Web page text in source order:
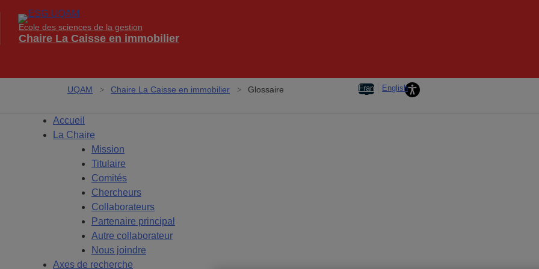
École des sciences de la gestion
Chaire La Caisse en immobilier
UQAM Chaire La Caisse en immobilier Glossaire FrançaisEnglish
Accueil
La Chaire
Mission
Titulaire
Comités
Chercheurs
Collaborateurs
Partenaire principal
Autre collaborateur
Nous joindre
Axes de recherche